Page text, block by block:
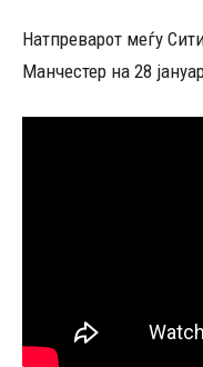
Натпреварот меѓу
Манчестер на 28